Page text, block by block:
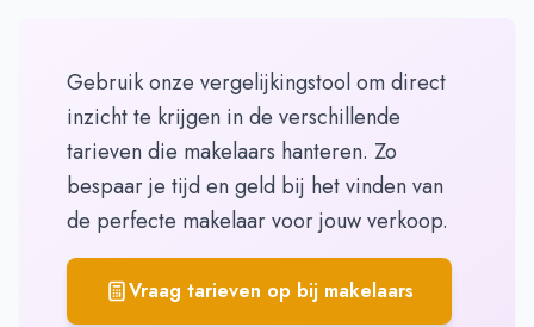
Gebruik onze vergelijkingstool om direct
inzicht te krijgen in de verschillende
tarieven die makelaars hanteren. Zo
bespaar je tijd en geld bij het vinden van
de perfecte makelaar voor jouw verkoop.
Vraag tarieven op bij makelaars